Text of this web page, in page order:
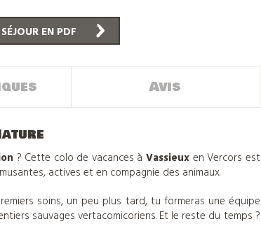
EN PDF
Avis
? Cette colo de vacances àVassieux en Vercors est
actives et en compagnie des animaux.
soins, un peu plus tard, tu formeras une équipe
sauvages vertacomicoriens. Et le reste du temps ?